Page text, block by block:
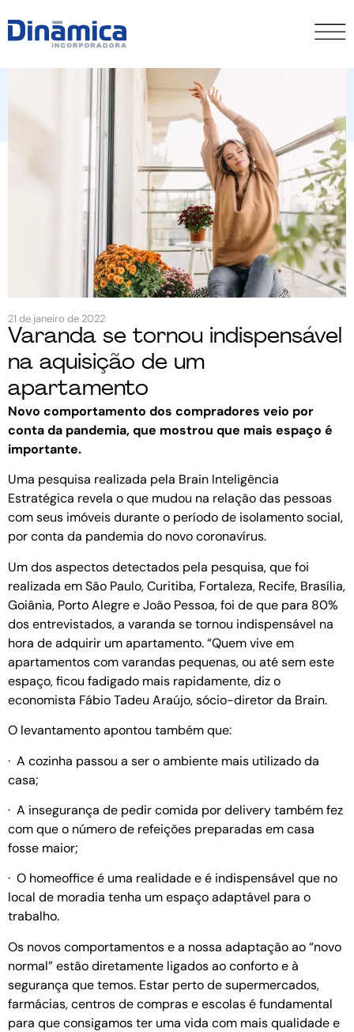
21 de janeiro de 2022
Varanda se tornou indispensável
na aquisição de um
apartamento
Novo comportamento dos compradores veio por
conta da pandemia, que mostrou que mais espaço é
importante.
Uma pesquisa realizada pela Brain Inteligência
Estratégica revela o que mudou na relação das pessoas
com seus imóveis durante o período de isolamento social,
por conta da pandemia do novo coronavírus.
Um dos aspectos detectados pela pesquisa, que foi
realizada em São Paulo, Curitiba, Fortaleza, Recife, Brasília,
Goiânia, Porto Alegre e João Pessoa, foi de que para 80%
dos entrevistados, a varanda se tornou indispensável na
hora de adquirir um apartamento. “Quem vive em
apartamentos com varandas pequenas, ou até sem este
espaço, ficou fadigado mais rapidamente, diz o
economista Fábio Tadeu Araújo, sócio-diretor da Brain.
O levantamento apontou também que:
· A cozinha passou a ser o ambiente mais utilizado da
casa;
· A insegurança de pedir comida por delivery também fez
com que o número de refeições preparadas em casa
fosse maior;
· O homeoffice é uma realidade e é indispensável que no
local de moradia tenha um espaço adaptável para o
trabalho.
Os novos comportamentos e a nossa adaptação ao “novo
normal” estão diretamente ligados ao conforto e à
segurança que temos. Estar perto de supermercados,
farmácias, centros de compras e escolas é fundamental
para que consigamos ter uma vida com mais qualidade e